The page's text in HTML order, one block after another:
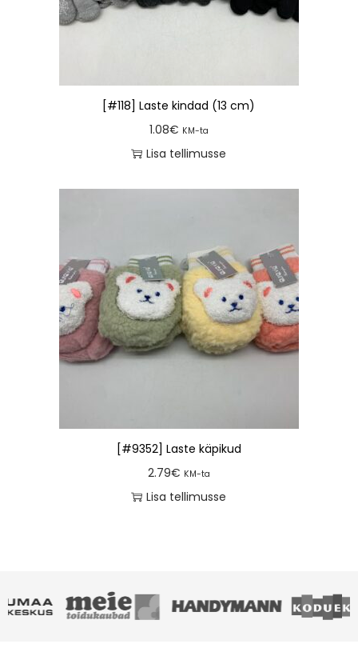
[#118] Laste kindad (13 cm)
1.08€ KM-ta
Lisa tellimusse
[#9352] Laste käpikud
2.79€ KM-ta
Lisa tellimusse